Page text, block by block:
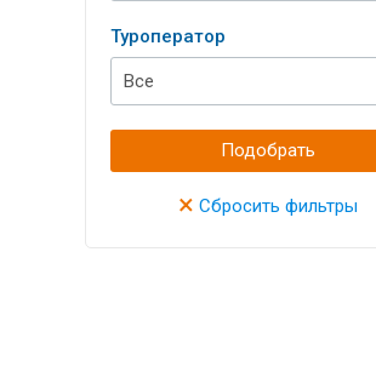
Туроператор
Подобрать
× Сбросить фильтры